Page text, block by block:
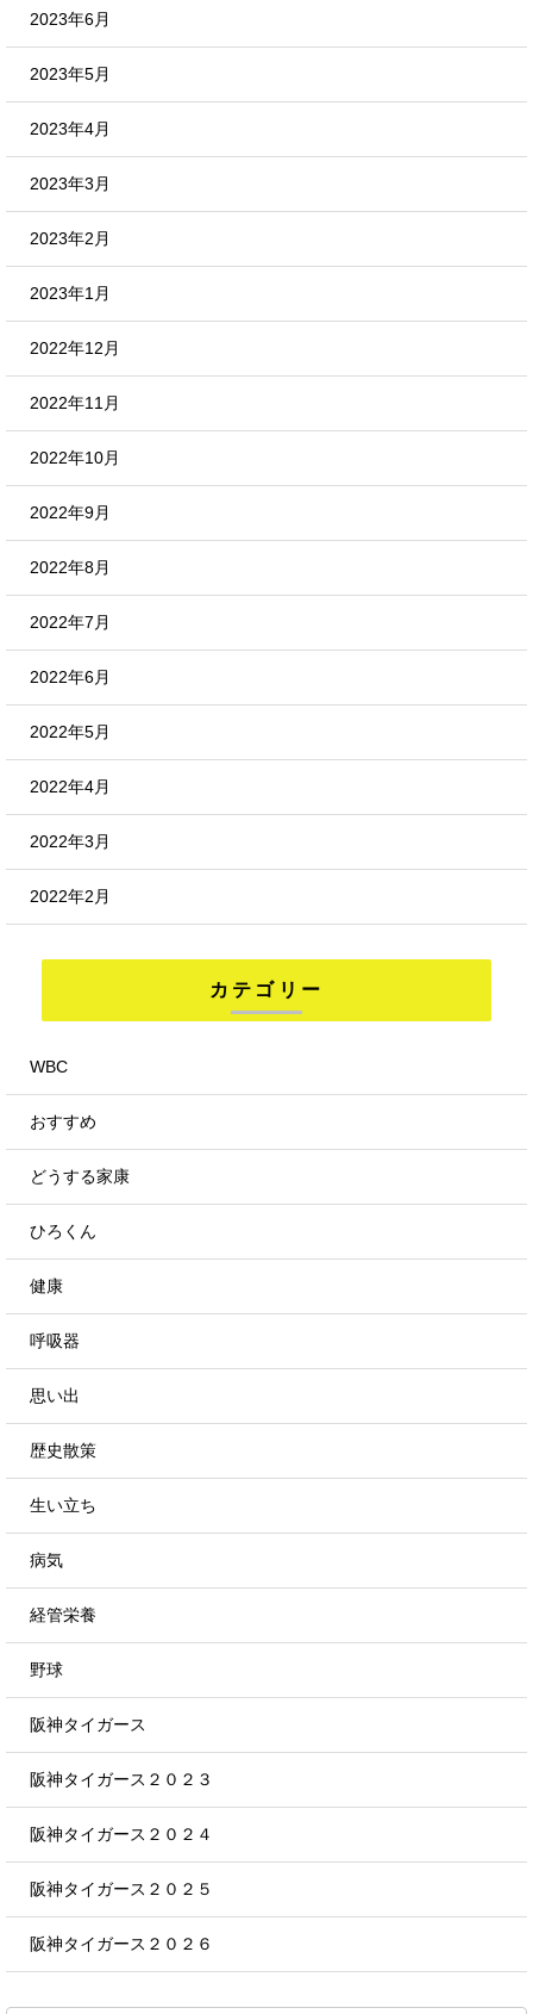
2023年6月
2023年5月
2023年4月
2023年3月
2023年2月
2023年1月
2022年12月
2022年11月
2022年10月
2022年9月
2022年8月
2022年7月
2022年6月
2022年5月
2022年4月
2022年3月
2022年2月
カテゴリー
WBC
おすすめ
どうする家康
ひろくん
健康
呼吸器
思い出
歴史散策
生い立ち
病気
経管栄養
野球
阪神タイガース
阪神タイガース２０２３
阪神タイガース２０２４
阪神タイガース２０２５
阪神タイガース２０２６